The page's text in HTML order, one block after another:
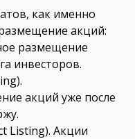
как именно
акций:
размещение
инвесторов.
акций уже после
Listing). Акции